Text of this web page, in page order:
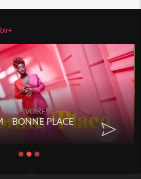
RAP IVOIRE
- BONNE PLACE